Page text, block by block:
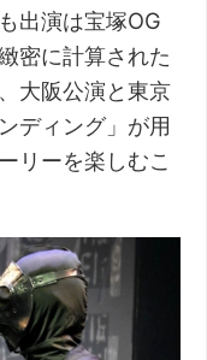
出演は宝塚OG
密に計算された
大阪公演と東京
ディング」が用
リーを楽しむこ